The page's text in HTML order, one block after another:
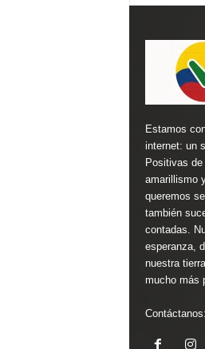
Estamos
internet: un
Positivas
amarillismo
queremos
también
contadas.
esperanza,
nuestra
mucho más
Contáctanos: